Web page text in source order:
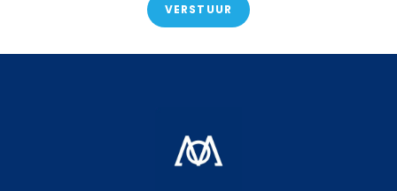
VERSTUUR